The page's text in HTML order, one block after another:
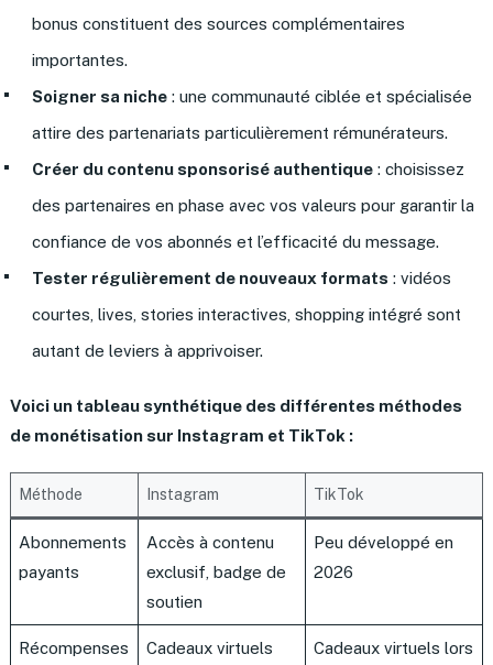
bonus constituent des sources complémentaires
importantes.
Soigner sa niche: une communauté ciblée et spécialisée
attire des partenariats particulièrement rémunérateurs.
Créer du contenu sponsorisé authentique: choisissez
des partenaires en phase avec vos valeurs pour garantir la
confiance de vos abonnés et l’efficacité du message.
Tester régulièrement de nouveaux formats : vidéos
courtes, lives, stories interactives, shopping intégré sont
autant de leviers à apprivoiser.
Voici un tableau synthétique des différentes méthodes
de monétisation sur Instagram et TikTok :
Méthode Instagram TikTok
Abonnements
payants
Accès à contenu
exclusif, badge de
soutien
Peu développé en
2026
Récompenses
Cadeaux virtuels
Cadeaux virtuels lors